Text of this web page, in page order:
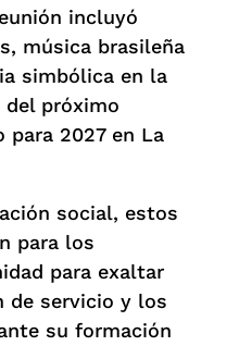
incluyó
música brasileña
simbólica en la
del próximo
para 2027 en La
social, estos
para los
para exaltar
de servicio y los
su formación